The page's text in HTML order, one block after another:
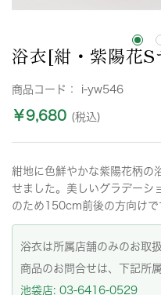
浴衣[紺・紫陽花
商品コード： i-yw546
￥9,680 (税込)
紺地に色鮮やかな紫陽花柄の
せました。美しいグラデー
のため150cm前後の方向け
浴衣は所属店舗のみのお取
商品のお問合せは、下記所
池袋店: 03-6416-0529